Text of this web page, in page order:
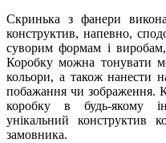
Скринька з фанери
конструктив, напевно,
суворим формам і
Коробку можна тонувати
кольори, а також нанести
побажання чи зображення.
коробку в будь-якому
унікальний конструктив
замовника.